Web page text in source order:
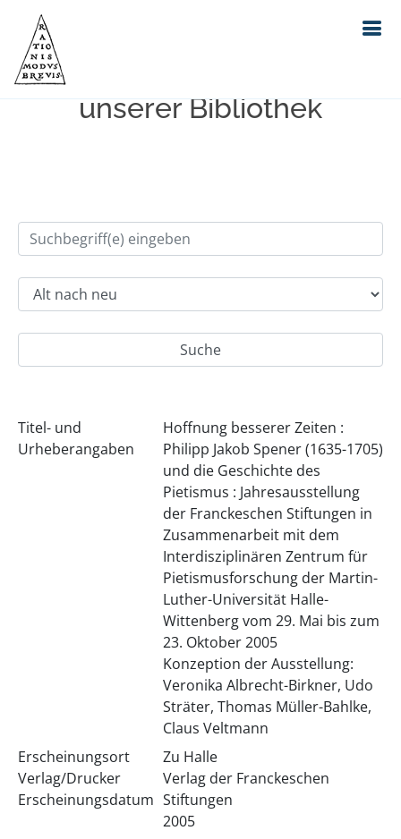
Einfache Suche im Bestand
unserer Bibliothek
Titel- und
Urheberangaben
Hoffnung besserer Zeiten :
Philipp Jakob Spener (1635-1705)
und die Geschichte des
Pietismus : Jahresausstellung
der Franckeschen Stiftungen in
Zusammenarbeit mit dem
Interdisziplinären Zentrum für
Pietismusforschung der Martin-
Luther-Universität Halle-
Wittenberg vom 29. Mai bis zum
23. Oktober 2005
Konzeption der Ausstellung:
Veronika Albrecht-Birkner, Udo
Sträter, Thomas Müller-Bahlke,
Claus Veltmann
Erscheinungsort
Verlag/Drucker
Erscheinungsdatum
Zu Halle
Verlag der Franckeschen
Stiftungen
2005